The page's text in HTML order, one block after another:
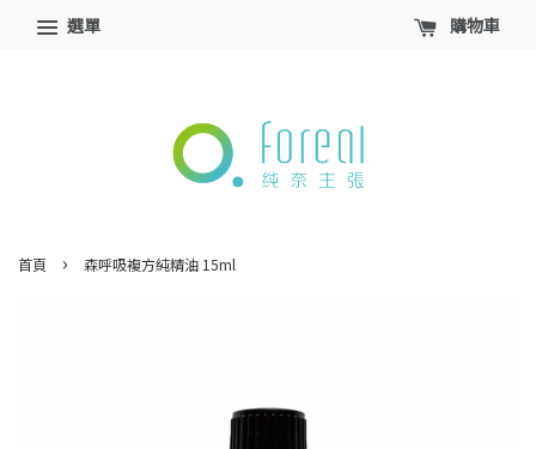
選單 購物車
首頁 › 森呼吸複方純精油 15ml